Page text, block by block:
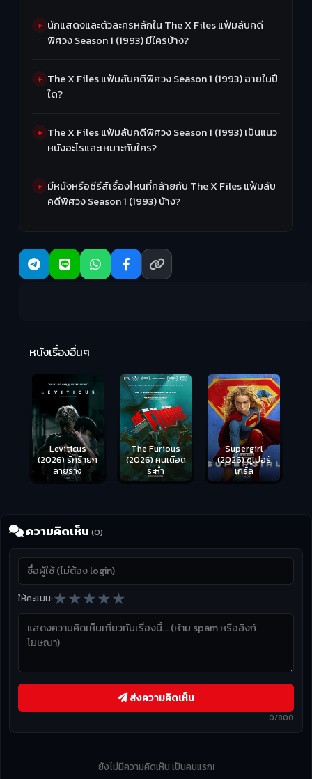
นักแสดงและตัวละครหลักใน The X Files แฟ้มลับคดี
พิศวง Season 1 (1993) มีใครบ้าง?
The X Files แฟ้มลับคดีพิศวง Season 1 (1993) ฉายในปี
ใด?
The X Files แฟ้มลับคดีพิศวง Season 1 (1993) เป็นแนว
หนังอะไรและเหมาะกับใคร?
มีหนังหรือซีรีส์เรื่องไหนที่คล้ายกับ The X Files แฟ้มลับ
คดีพิศวง Season 1 (1993) บ้าง?
หนังเรื่องอื่นๆ
Leviticus
(2026) รักร้ายก
ลายร่าง
The Furious
(2026) คนเดือด
ระห่ำ
Supergirl
(2026) ซูเปอร์
เกิร์ล
ความคิดเห็น (0)
ให้คะแนน:★★★★★
0/800
ส่งความคิดเห็น
ยังไม่มีความคิดเห็น เป็นคนแรก!